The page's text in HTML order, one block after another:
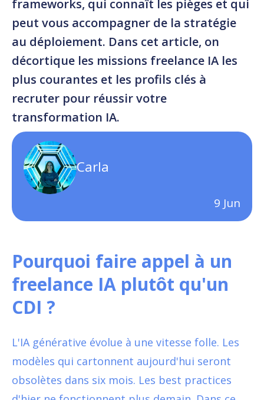
frameworks, qui connaît les pièges et qui
peut vous accompagner de la stratégie
au déploiement. Dans cet article, on
décortique les missions freelance IA les
plus courantes et les profils clés à
recruter pour réussir votre
transformation IA.
Carla
9 Jun
Pourquoi faire appel à un
freelance IA plutôt qu'un
CDI ?
L'IA générative évolue à une vitesse folle. Les
modèles qui cartonnent aujourd'hui seront
obsolètes dans six mois. Les best practices